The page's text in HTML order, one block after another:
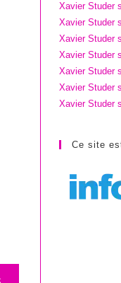
Xavier Studer
Xavier Studer
Xavier Studer
Xavier Studer
Xavier Studer
Xavier Studer
Xavier Studer
Ce site